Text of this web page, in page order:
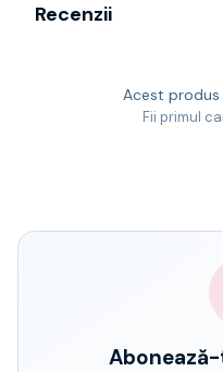
Recenzii
Acest produs
Fii primul